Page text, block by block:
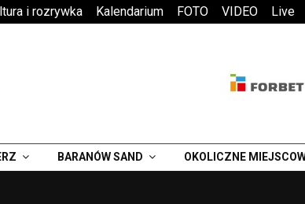
i rozrywka Kalendarium FOTO VIDEO Live
BARANÓW SAND OKOLICZNE